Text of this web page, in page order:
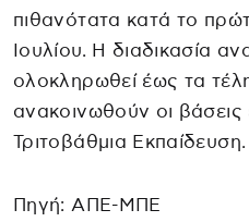
πιθανότατα κατά το
Ιουλίου. Η διαδικασία
ολοκληρωθεί έως τα
ανακοινωθούν οι
Τριτοβάθμια Εκπαίδευση.
Πηγή: ΑΠΕ-ΜΠΕ